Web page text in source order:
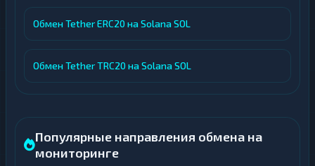
Обмен Tether ERC20 на Solana SOL
Обмен Tether TRC20 на Solana SOL
Популярные направления обмена на
мониторинге